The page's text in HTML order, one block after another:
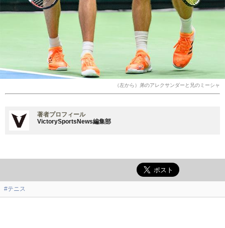
（左から）弟のアレクサンダーと兄のミーシャ
著者プロフィール
VictorySportsNews編集部
#テニス